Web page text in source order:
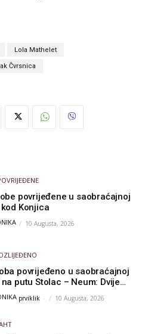
Lola Mathelet
Čvrsnica
povrijeđene u saobraćajnoj
Konjica
10 Augusta, 2026
povrijeđeno u saobraćajnoj
putu Stolac – Neum: Dvije
teške tjelesne povrede
prviklik - 10 Augusta, 2026